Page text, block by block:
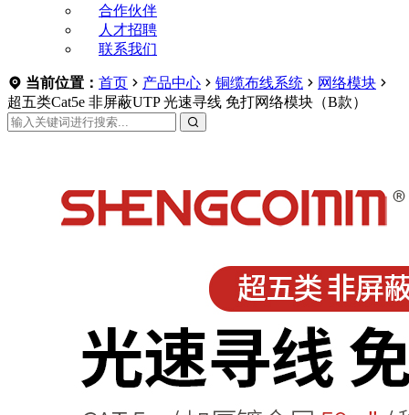
合作伙伴
人才招聘
联系我们
当前位置： 首页 产品中心 铜缆布线系统
网络模块
超五类Cat5e 非屏蔽UTP 光速寻线 免打网络模块（B款）